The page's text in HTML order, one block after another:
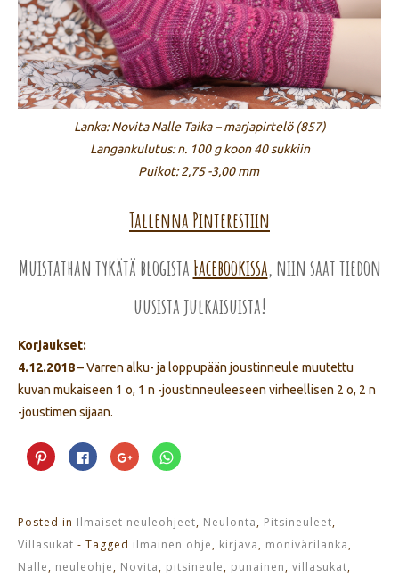
Lanka: Novita Nalle Taika – marjapirtelö (857)
Langankulutus: n. 100 g koon 40 sukkiin
Puikot: 2,75 -3,00 mm
Tallenna Pinterestiin
Muistathan tykätä blogista Facebookissa, niin saat tiedon
uusista julkaisuista!
Korjaukset:
4.12.2018– Varren alku- ja loppupään joustinneule muutettu
kuvan mukaiseen 1 o, 1 n -joustinneuleeseen virheellisen 2 o, 2 n
-joustimen sijaan.
Jaa
Pinterest
palvelussa(Avautuu
Jaa
Facebookissa(Avautuu
uudessa
Jaa
Google+
palvelussa(Avautuu
Jaa
WhatsApp
Posted in Ilmaiset neuleohjeet, Neulonta, Pitsineuleet,
Villasukat - Tagged ilmainen ohje, kirjava, monivärilanka,
Nalle, neuleohje, Novita, pitsineule, punainen, villasukat,